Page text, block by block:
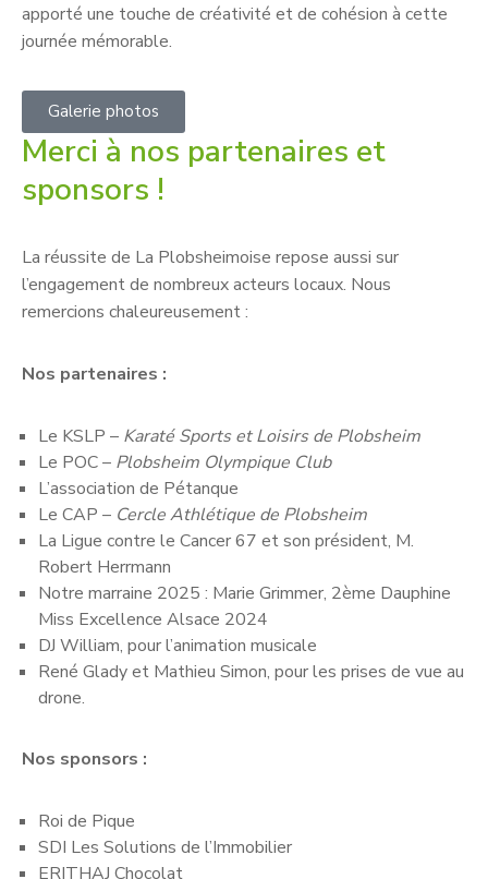
apporté une touche de créativité et de cohésion à cette
journée mémorable.
Galerie photos
Merci à nos partenaires et
sponsors !
La réussite de La Plobsheimoise repose aussi sur
l’engagement de nombreux acteurs locaux. Nous
remercions chaleureusement :
Nos partenaires :
Le KSLP – Karaté Sports et Loisirs de Plobsheim
Le POC – Plobsheim Olympique Club
L’association de Pétanque
Le CAP – Cercle Athlétique de Plobsheim
La Ligue contre le Cancer 67 et son président, M.
Robert Herrmann
Notre marraine 2025 : Marie Grimmer, 2ème Dauphine
Miss Excellence Alsace 2024
DJ William, pour l’animation musicale
René Glady et Mathieu Simon, pour les prises de vue au
drone.
Nos sponsors :
Roi de Pique
SDI Les Solutions de l’Immobilier
ERITHAJ Chocolat